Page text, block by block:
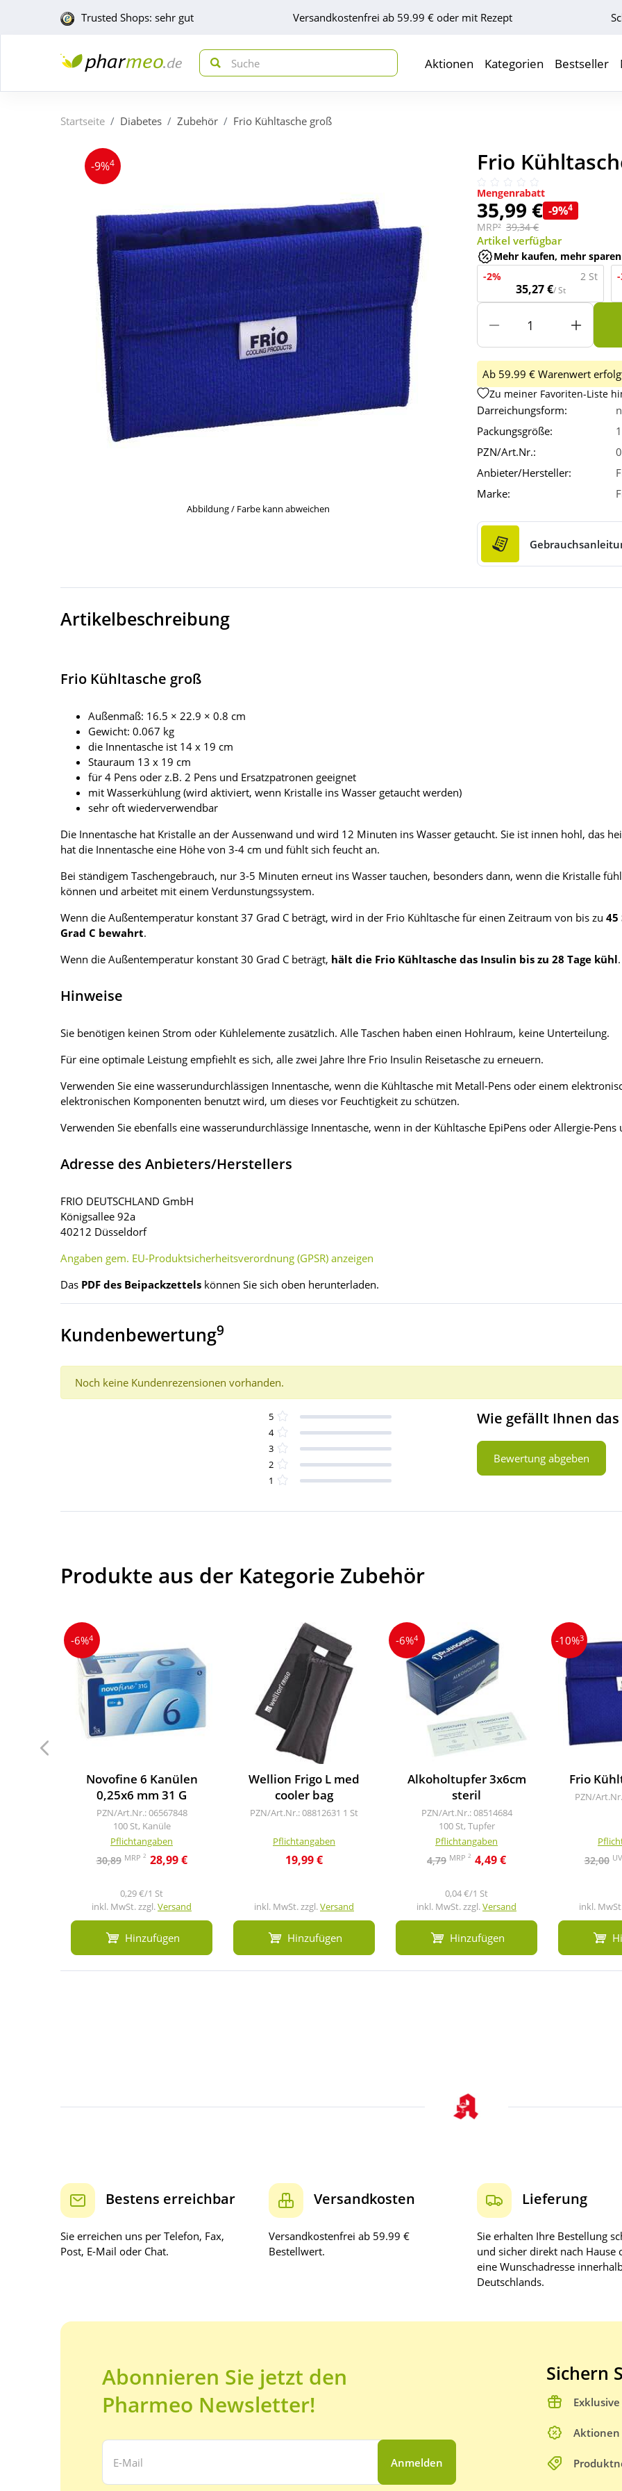
Trusted Shops: sehr gut Versandkostenfrei ab 59.99 € oder mit Rezept
Aktionen Kategorien Bestseller
Startseite Diabetes Zubehör Frio Kühltasche groß
-9%4
Abbildung / Farbe kann abweichen
Frio
Mengenrabatt
35,99 € -9%4
MRP² 39,34 €
Artikel verfügbar
Mehr kaufen, mehr sparen
-2%
2 St
35,27 €/ St
Ab 59.99 € Warenwert
Zu meiner Favoriten-Liste
Darreichungsform:
Packungsgröße:
PZN/Art.Nr.:
Anbieter/Hersteller:
Marke:
Artikelbeschreibung
Frio Kühltasche groß
Außenmaß: 16.5 × 22.9 × 0.8 cm
Gewicht: 0.067 kg
die Innentasche ist 14 x 19 cm
Stauraum 13 x 19 cm
für 4 Pens oder z.B. 2 Pens und Ersatzpatronen geeignet
mit Wasserkühlung (wird aktiviert, wenn Kristalle ins Wasser getaucht werden)
sehr oft wiederverwendbar
Die Innentasche hat Kristalle an der Aussenwand und wird 12 Minuten ins Wasser getaucht. Sie ist innen hohl, das
hat die Innentasche eine Höhe von 3-4 cm und fühlt sich feucht an.
Bei ständigem Taschengebrauch, nur 3-5 Minuten erneut ins Wasser tauchen, besonders dann, wenn die Kristalle
können und arbeitet mit einem Verdunstungssystem.
Wenn die Außentemperatur konstant 37 Grad C beträgt, wird in der Frio Kühltasche für einen Zeitraum von bis zu 45
Grad C bewahrt.
Wenn die Außentemperatur konstant 30 Grad C beträgt, hält die Frio Kühltasche das Insulin bis zu 28 Tage kühl.
Hinweise
Sie benötigen keinen Strom oder Kühlelemente zusätzlich. Alle Taschen haben einen Hohlraum, keine Unterteilung.
Für eine optimale Leistung empfiehlt es sich, alle zwei Jahre Ihre Frio Insulin Reisetasche zu erneuern.
Verwenden Sie eine wasserundurchlässigen Innentasche, wenn die Kühltasche mit Metall-Pens oder einem
elektronischen Komponenten benutzt wird, um dieses vor Feuchtigkeit zu schützen.
Verwenden Sie ebenfalls eine wasserundurchlässige Innentasche, wenn in der Kühltasche EpiPens oder Allergie-
Adresse des Anbieters/Herstellers
FRIO DEUTSCHLAND GmbH
Königsallee 92a
40212 Düsseldorf
Angaben gem. EU-Produktsicherheitsverordnung (GPSR) anzeigen
Das PDF des Beipackzettels können Sie sich oben herunterladen.
Kundenbewertung9
Noch keine Kundenrezensionen vorhanden.
5
4
3
2
1
Wie gefällt Ihnen
Bewertung abgeben
Produkte aus der Kategorie Zubehör
-6%4
Novofine 6 Kanülen
0,25x6 mm 31 G
PZN/Art.Nr.: 06567848
100 St, Kanüle
Pflichtangaben
30,89 MRP 2 28,99 €
0,29 €/1 St
inkl. MwSt. zzgl.Versand
Hinzufügen
Wellion Frigo L med
cooler bag
PZN/Art.Nr.: 08812631 1 St
Pflichtangaben
19,99 €
inkl. MwSt. zzgl.Versand
Hinzufügen
-6%4
Alkoholtupfer 3x6cm
steril
PZN/Art.Nr.: 08514684
100 St, Tupfer
Pflichtangaben
4,79 MRP 2 4,49 €
0,04 €/1 St
inkl. MwSt. zzgl.Versand
Hinzufügen
-10%3
Frio
PZN/
32,00
inkl.
Bestens erreichbar
Sie erreichen uns per Telefon, Fax,
Post, E-Mail oder Chat.
Versandkosten
Versandkostenfrei ab 59.99 €
Bestellwert.
Lieferung
Sie erhalten Ihre Bestellung
und sicher direkt nach Hause
eine Wunschadresse
Deutschlands.
Abonnieren Sie jetzt den
Pharmeo Newsletter!
Ihre E-Mail Adresse:
Anmelden
Sichern
Aktionen